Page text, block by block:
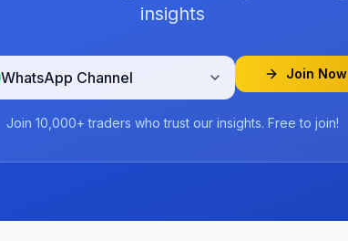
insights
WhatsApp Channel Join Now
Join 10,000+ traders who trust our insights. Free to join!